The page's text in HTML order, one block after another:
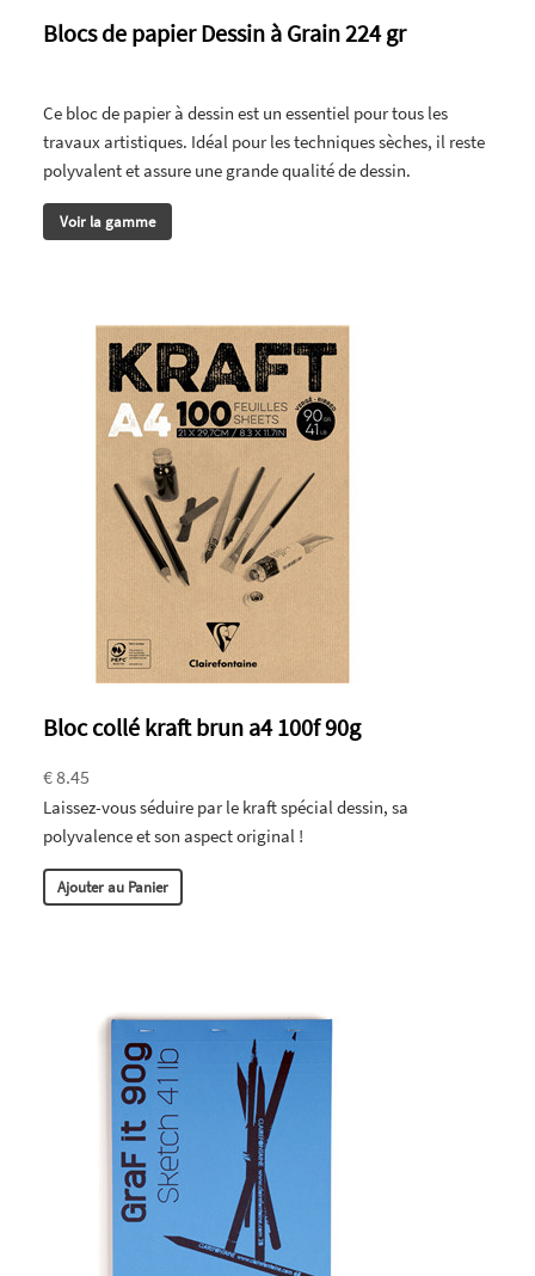
Blocs de papier Dessin à Grain 224 gr
Ce bloc de papier à dessin est un essentiel pour tous les
travaux artistiques. Idéal pour les techniques sèches, il reste
polyvalent et assure une grande qualité de dessin.
Voir la gamme
Bloc collé kraft brun a4 100f 90g
€ 8.45
Laissez-vous séduire par le kraft spécial dessin, sa
polyvalence et son aspect original !
Ajouter au Panier